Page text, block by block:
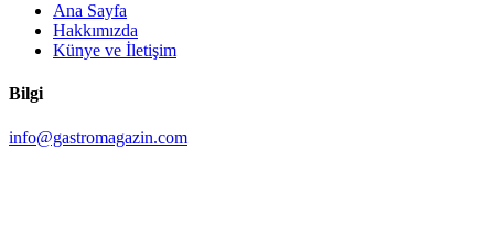
Ana Sayfa
Hakkımızda
Künye ve İletişim
Bilgi
info@gastromagazin.com